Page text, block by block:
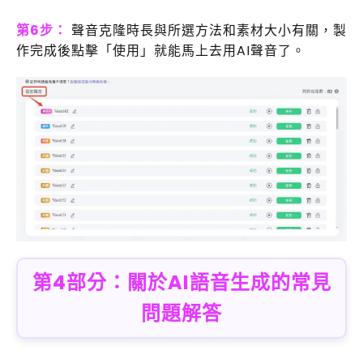
第6步： 聲音克隆時長與所選方法和素材大小有關，製
作完成後點擊「使用」就能馬上去用AI聲音了。
第4部分：關於AI語音生成的常見
問題解答